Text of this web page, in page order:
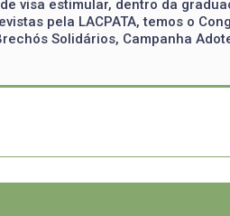
visa estimular, dentro da
pela LACPATA, temos o
Solidários, Campanha